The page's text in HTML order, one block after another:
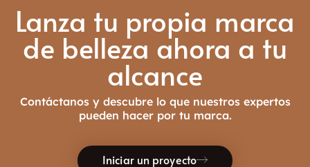
Lanza tu propia marca
de belleza ahora a tu
alcance
Contáctanos y descubre lo que nuestros expertos
pueden hacer por tu marca.
Iniciar un proyecto